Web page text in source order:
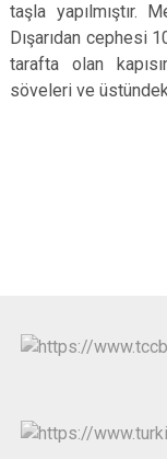
taşla yapılmıştır.
Dışarıdan cephesi
tarafta olan
söveleri ve